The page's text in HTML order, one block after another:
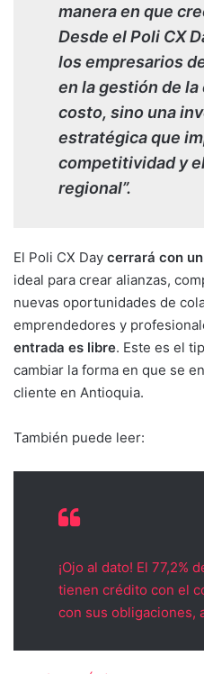
manera en que
Desde el Poli CX
los empresarios
en la gestión de
costo, sino una
estratégica que
competitividad y
regional”.
El Poli CX Day cerrará con
ideal para crear alianzas,
nuevas oportunidades de
emprendedores y
entrada es libre. Este es el
cambiar la forma en que se
cliente en Antioquia.
También puede leer:
¡Ojo al dato! El 77,2%
tienen crédito con el
con sus obligaciones,